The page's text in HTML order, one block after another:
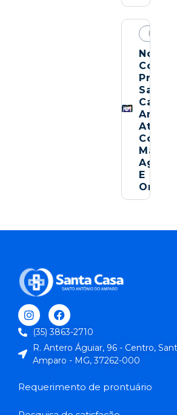
Novo
Santa
Casa
Amplia
Com
Mais
E
(35) 3863-2710
R. Antero Águiar, 96 - Centro,
Amparo - MG, 37262-000
Requerimento de prontuário